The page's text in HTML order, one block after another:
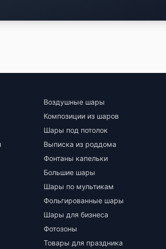
Воздушные шары
Композиции из шаров
Шары под потолок
Выписка из роддома
Фонтаны капельки
Большие шары
Шары по мультикам
Фольгированные шары
Шары для бизнеса
Фотозоны
Товары для праздника